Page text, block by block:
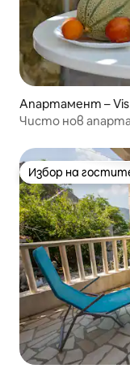
Апартамент – Vis
Чисто нов
Избор на
Избор на